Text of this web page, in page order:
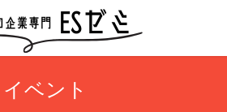
イベント